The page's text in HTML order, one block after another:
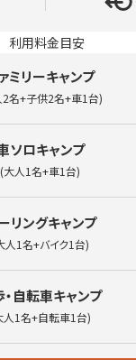
ミリーキャンプ
2名+子供2名+車1台)
ソロキャンプ
(大人1名+車1台)
リングキャンプ
人1名+バイク1台)
自転車キャンプ
人1名+自転車1台)